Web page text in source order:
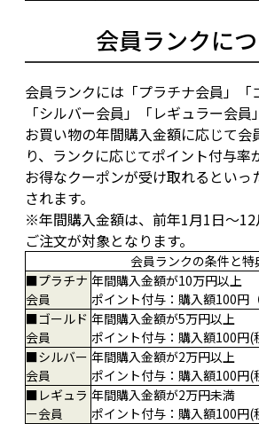
会員ランクに
会員ランクには「プラチナ会員」「
「シルバー会員」「レギュラー会員
お買い物の年間購入金額に応じて会
り、ランクに応じてポイント付与率
お得なクーポンが受け取れるといっ
されます。
※年間購入金額は、前年1月1日～
ご注文が対象となります。
会員ランクの条件と特
■プラチナ
会員
年間購入金額が10万円以上
ポイント付与：購入額100円
■ゴールド
会員
年間購入金額が5万円以上
ポイント付与：購入額100円(
■シルバー
会員
年間購入金額が2万円以上
ポイント付与：購入額100円(
■レギュラ
ー会員
年間購入金額が2万円未満
ポイント付与：購入額100円(